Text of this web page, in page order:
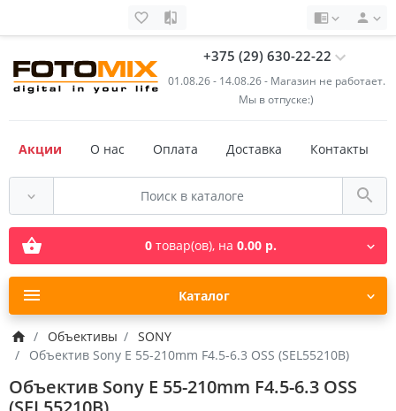
+375 (29) 630-22-22
01.08.26 - 14.08.26 - Магазин не работает.
Мы в отпуске:)
Акции О нас Оплата Доставка Контакты
0товар(ов), на 0.00 р.
Каталог
Объективы
SONY
Объектив Sony E 55-210mm F4.5-6.3 OSS (SEL55210B)
Объектив Sony E 55-210mm F4.5-6.3 OSS